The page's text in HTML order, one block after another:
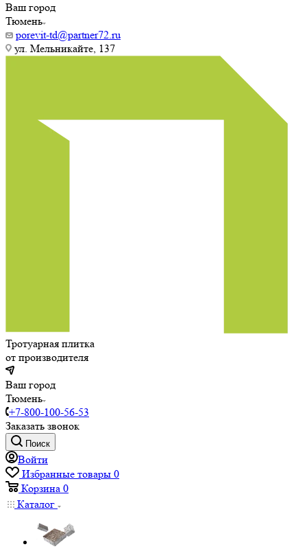
Ваш город
Тюмень
porevit-td@partner72.ru
ул. Мельникайте, 137
Тротуарная плитка
от производителя
Ваш город
Тюмень
+7-800-100-56-53
Заказать звонок
Поиск
Войти
Избранные товары 0
Корзина 0
Каталог